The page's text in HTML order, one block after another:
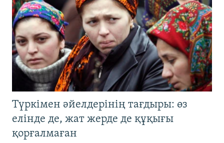
Түркімен әйелдерінің тағдыры: өз
елінде де, жат жерде де құқығы
қорғалмаған